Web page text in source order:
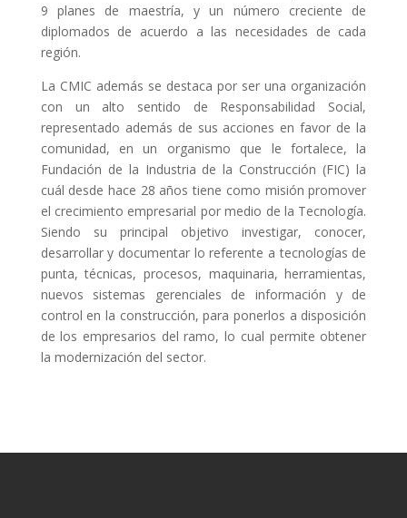
9 planes de maestría, y un número creciente de
diplomados de acuerdo a las necesidades de cada
región.
La CMIC además se destaca por ser una organización
con un alto sentido de Responsabilidad Social,
representado además de sus acciones en favor de la
comunidad, en un organismo que le fortalece, la
Fundación de la Industria de la Construcción (FIC) la
cuál desde hace 28 años tiene como misión promover
el crecimiento empresarial por medio de la Tecnología.
Siendo su principal objetivo investigar, conocer,
desarrollar y documentar lo referente a tecnologías de
punta, técnicas, procesos, maquinaria, herramientas,
nuevos sistemas gerenciales de información y de
control en la construcción, para ponerlos a disposición
de los empresarios del ramo, lo cual permite obtener
la modernización del sector.